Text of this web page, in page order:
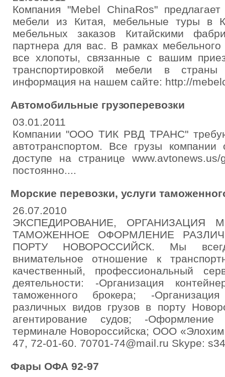
Компания "Mebel ChinaRos"
мебели из Китая, мебельные туры в
мебельных заказов Китайскими
партнера для вас. В рамках
все хлопоты, связанные с вашим
транспортировкой мебели в
информация на нашем сайте: http://
Автомобильные грузоперевозки
03.01.2011
Компании "ООО ТИК РВД ТРАНС"
автотранспортом. Все грузы компании
доступе на странице
постоянно....
Морские перевозки, услуги
26.07.2010
ЭКСПЕДИРОВАНИЕ, ОРГАНИЗАЦИЯ
ТАМОЖЕННОЕ ОФОРМЛЕНИЕ
ПОРТУ НОВОРОССИЙСК. Мы
внимательное отношение к
качественный, профессиональный
деятельности: -Организация
таможенного брокера; -
различных видов грузов в порту
агентирование судов; -
терминале Новороссийска; ООО
47, 72-01-60. 70701-74@mail.ru Skype:
Фары ОФА 92-97